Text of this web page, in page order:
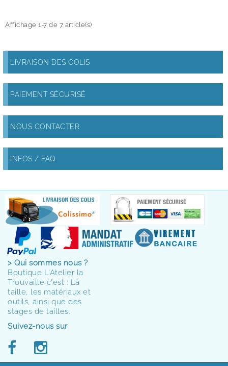
Affichage 1-7 de 7 article(s)
LIVRAISON DES COLIS
PAIEMENT SÉCURISÉ
NOUS CONTACTER
INFOS / FAQ
> Qui sommes nous ?
Boutique L'Atelier la
Trouvaille c'est : La
taille, les matériaux et
outils, ainsi que des
stages de tailles.
Suivez-nous sur